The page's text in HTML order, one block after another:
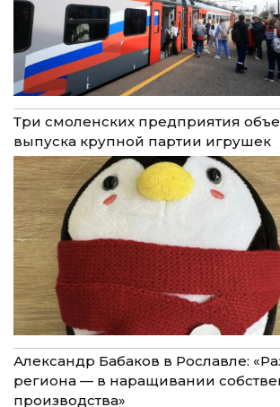
Три смоленских предприятия
выпуска крупной партии игрушек
Александр Бабаков в Рославле:
региона — в наращивании
производства»